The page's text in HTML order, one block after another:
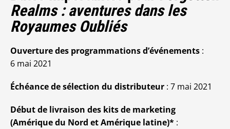
Realms : aventures dans les
Royaumes Oubliés
Ouverture des programmations d’événements :
6 mai 2021
Échéance de sélection du distributeur : 7 mai 2021
Début de livraison des kits de marketing
(Amérique du Nord et Amérique latine)* :